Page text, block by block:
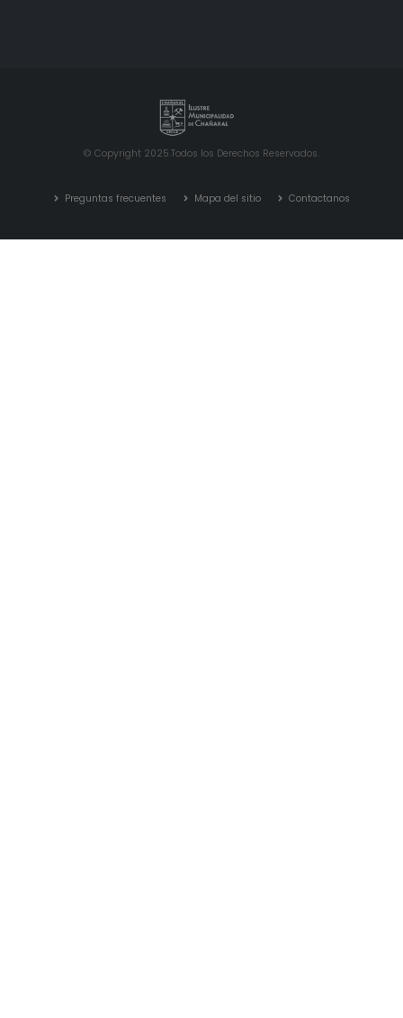
© Copyright 2025.Todos los Derechos Reservados.
Preguntas frecuentes Mapa del sitio Contactanos